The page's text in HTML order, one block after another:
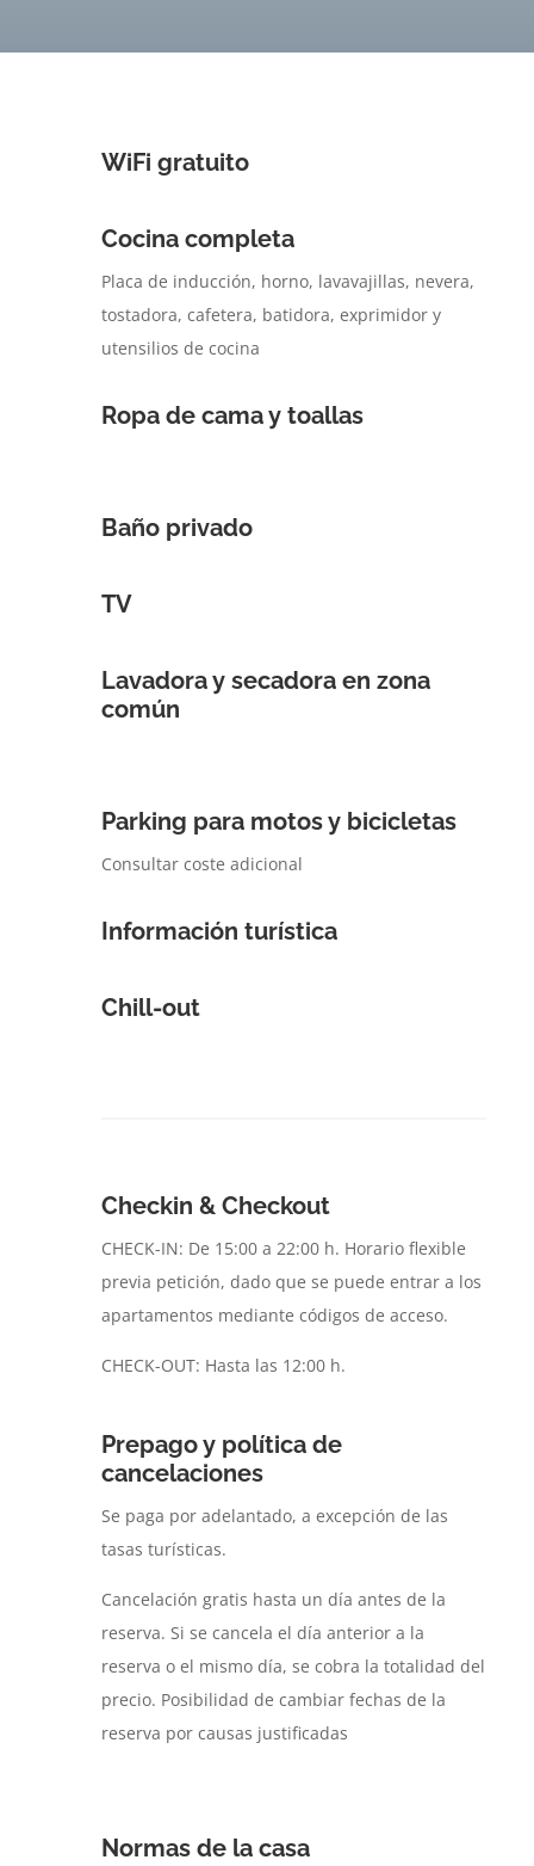
WiFi gratuito
Cocina completa
Placa de inducción, horno, lavavajillas, nevera,
tostadora, cafetera, batidora, exprimidor y
utensilios de cocina
Ropa de cama y toallas
Baño privado
TV
Lavadora y secadora en zona
común
Parking para motos y bicicletas
Consultar coste adicional
Información turística
Chill-out
Checkin & Checkout
CHECK-IN: De 15:00 a 22:00 h. Horario flexible
previa petición, dado que se puede entrar a los
apartamentos mediante códigos de acceso.
CHECK-OUT: Hasta las 12:00 h.
Prepago y política de
cancelaciones
Se paga por adelantado, a excepción de las
tasas turísticas.
Cancelación gratis hasta un día antes de la
reserva. Si se cancela el día anterior a la
reserva o el mismo día, se cobra la totalidad del
precio. Posibilidad de cambiar fechas de la
reserva por causas justificadas
Normas de la casa